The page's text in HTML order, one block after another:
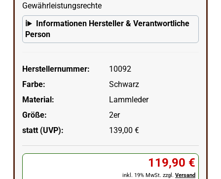
Gewährleistungsrechte
Informationen Hersteller & Verantwortliche
Person
Herstellernummer:
10092
Farbe:
Schwarz
Material:
Lammleder
Größe:
2er
statt (UVP):
139,00 €
119,90 €
inkl. 19% MwSt. zzgl.Versand